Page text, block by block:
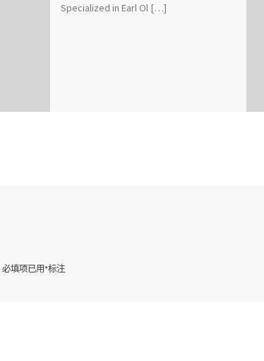
Specialized in Earl Ol […]
必填项已用*标注